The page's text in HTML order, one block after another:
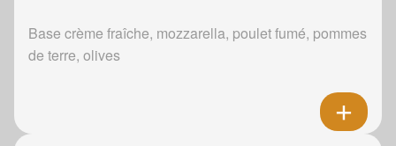
Base crème fraîche, mozzarella, poulet fumé, pommes
de terre, olives